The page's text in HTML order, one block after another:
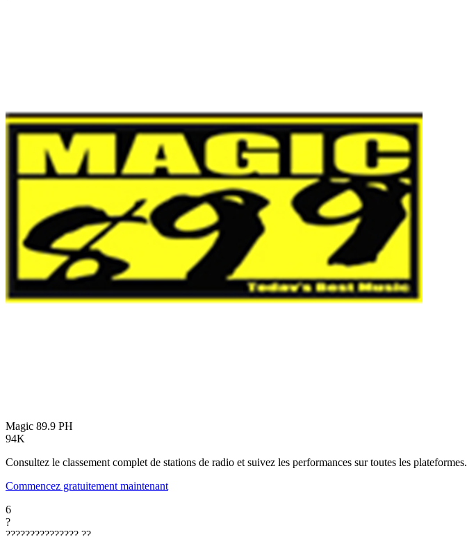
Magic 89.9 PH
94K
Consultez le classement complet de stations de radio et suivez les performances sur toutes les plateformes.
Commencez gratuitement maintenant
6
?
??????????????? ??